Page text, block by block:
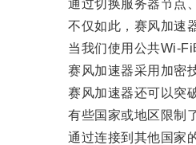
通过切换服务器节点、
不仅如此，赛风加速器
当我们使用公共Wi-Fi时
赛风加速器采用加密技
赛风加速器还可以突破
有些国家或地区限制了
通过连接到其他国家的